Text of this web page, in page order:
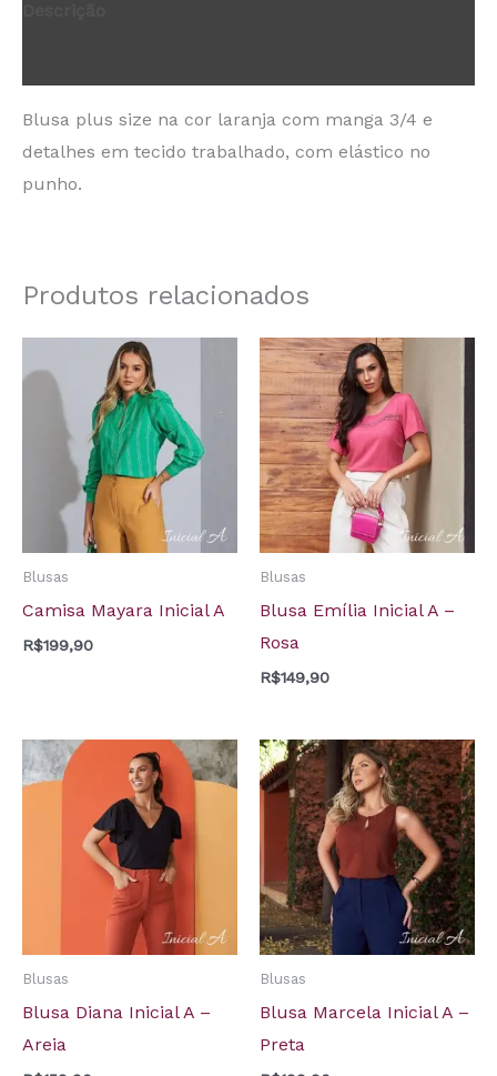
Blusa plus size na cor laranja com manga 3/4 e
detalhes em tecido trabalhado, com elástico no
punho.
Produtos relacionados
Blusas
Camisa Mayara Inicial A
R$199,90
Blusas
Blusa Emília Inicial A –
Rosa
R$149,90
Blusas
Blusa Diana Inicial A –
Areia
Blusas
Blusa Marcela Inicial A –
Preta